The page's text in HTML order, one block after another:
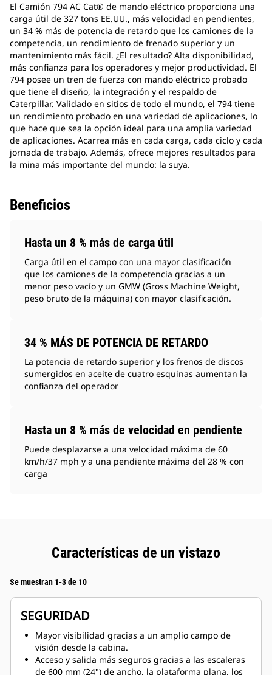
El Camión 794 AC Cat® de mando eléctrico proporciona una
carga útil de 327 tons EE.UU., más velocidad en pendientes,
un 34 % más de potencia de retardo que los camiones de la
competencia, un rendimiento de frenado superior y un
mantenimiento más fácil. ¿El resultado? Alta disponibilidad,
más confianza para los operadores y mejor productividad. El
794 posee un tren de fuerza con mando eléctrico probado
que tiene el diseño, la integración y el respaldo de
Caterpillar. Validado en sitios de todo el mundo, el 794 tiene
un rendimiento probado en una variedad de aplicaciones, lo
que hace que sea la opción ideal para una amplia variedad
de aplicaciones. Acarrea más en cada carga, cada ciclo y cada
jornada de trabajo. Además, ofrece mejores resultados para
la mina más importante del mundo: la suya.
Beneficios
Hasta un 8 % más de carga útil
Carga útil en el campo con una mayor clasificación
que los camiones de la competencia gracias a un
menor peso vacío y un GMW (Gross Machine Weight,
peso bruto de la máquina) con mayor clasificación.
34 % MÁS DE POTENCIA DE RETARDO
La potencia de retardo superior y los frenos de discos
sumergidos en aceite de cuatro esquinas aumentan la
confianza del operador
Hasta un 8 % más de velocidad en pendiente
Puede desplazarse a una velocidad máxima de 60
km/h/37 mph y a una pendiente máxima del 28 % con
carga
Características de un vistazo
Se muestran 1-3 de 10
SEGURIDAD
Mayor visibilidad gracias a un amplio campo de
visión desde la cabina.
Acceso y salida más seguros gracias a las escaleras
de 600 mm (24") de ancho, la plataforma plana, los